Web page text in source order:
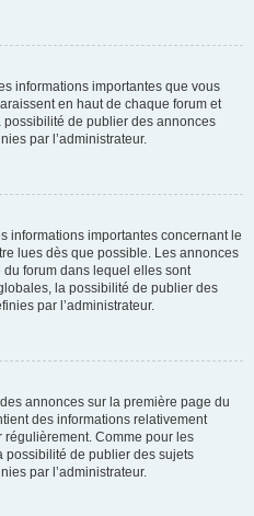
informations importantes que vous
en haut de chaque forum et
possibilité de publier des annonces
par l’administrateur.
informations importantes concernant le
lues dès que possible. Les annonces
forum dans lequel elles sont
la possibilité de publier des
par l’administrateur.
annonces sur la première page du
des informations relativement
Comme pour les
possibilité de publier des sujets
par l’administrateur.